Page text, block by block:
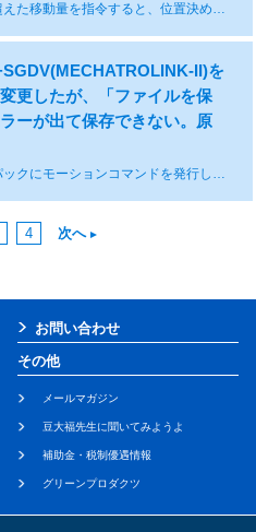
位置決め移動量の設定範囲を超えた移動量を指令すると、位置決め移動量過大アラームが発生します。パルスに換算した移動量が31bit以下になるよう設定してください。 なお、その他のモーションアラームに関しては、以下マニュアルを参照ください。 ■MECHATROLINK-Ⅱの場合 4.4.3章(4)アラーム https://www.e-mechatronics.com/download/manual/download.html?qCategory=%E3%82%B3%E3%83%B3%E3%83%88%E3%83%AD%E3%83%BC%E3%83%A9&qLang=en&qTarget=1186 ■MECHATROLINK-Ⅲの場合 3.4.3章モニタパラメータ詳細（アラーム） https://www.e-mechatronics.com/download/manual/download.html?qCategory=%E3%82%B3%E3%83%B3%E3%83%88%E3%83%AD%E3%83%BC%E3%83%A9&qLang=en&qTarget=1161
II)を
更したが、「ファイルを保
ーが出て保存できない。原
サーボオン状態またはサーボパックにモーションコマンドを発行している場合は書き込みができません。原因は特定できませんが上記になっていないかを確認ください。
4 次へ
お問い合わせ
その他
メールマガジン
豆大福先生に聞いてみようよ
補助金・税制優遇情報
グリーンプロダクツ